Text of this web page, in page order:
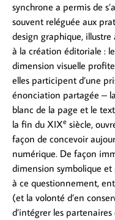
synchrone a permis de
souvent reléguée aux
design graphique,
à la création éditoriale :
dimension visuelle
elles participent d’une
énonciation partagée –
blanc de la page et le
la fin du XIXe siècle,
façon de concevoir
numérique. De façon
dimension symbolique
à ce questionnement,
(et la volonté d’en
d’intégrer les